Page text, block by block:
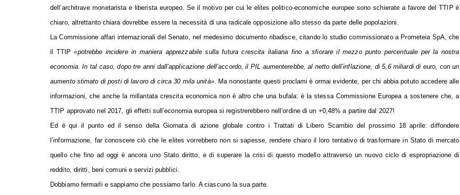
dell’architrave monetarista e liberista europeo. Se il motivo per cui le elites politico-economiche europee sono schierate a favore del TTIP è
chiaro, altrettanto chiara dovrebbe essere la necessità di una radicale opposizione allo stesso da parte delle popolazioni.
La Commissione affari internazionali del Senato, nel medesimo documento ribadisce, citando lo studio commissionato a Prometeia SpA, che
il TTIP«potrebbe incidere in maniera apprezzabile sulla futura crescita italiana fino a sfiorare il mezzo punto percentuale per la nostra
economia. In tal caso, dopo tre anni dall’applicazione dell’accordo, il PIL aumenterebbe, al netto dell’inflazione, di 5,6 miliardi di euro, con un
aumento stimato di posti di lavoro di circa 30 mila unità». Ma nonostante questi proclami è ormai evidente, per chi abbia potuto accedere alle
informazioni, che anche la millantata crescita economica non è altro che una bufala: è la stessa Commissione Europea a sostenere che, a
TTIP approvato nel 2017, gli effetti sull’economia europea si registrerebbero nell’ordine di un +0,48% a partire dal 2027!
Ed è qui il punto ed il senso della Giornata di azione globale contro i Trattati di Libero Scambio del prossimo 18 aprile: diffondere
l’informazione, far conoscere ciò che le elites vorrebbero non si sapesse, rendere chiaro il loro tentativo di trasformare in Stato di mercato
quello che fino ad oggi è ancora uno Stato diritto, e di superare la crisi di questo modello attraverso un nuovo ciclo di espropriazione di
reddito, diritti, beni comuni e servizi pubblici.
Dobbiamo fermarli e sappiamo che possiamo farlo. A ciascuno la sua parte.